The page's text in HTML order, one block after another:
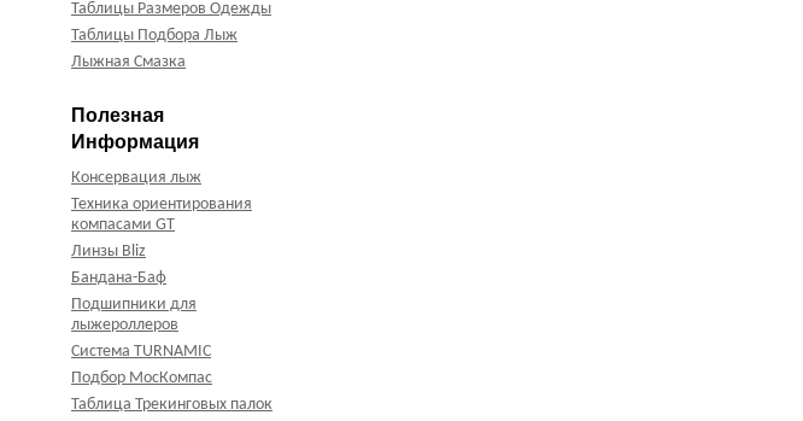
Таблицы Размеров Одежды
Таблицы Подбора Лыж
Лыжная Смазка
Полезная
Информация
Консервация лыж
Техника ориентирования
компасами GT
Линзы Bliz
Бандана-Баф
Подшипники для
лыжероллеров
Система TURNAMIC
Подбор МосКомпас
Таблица Трекинговых палок